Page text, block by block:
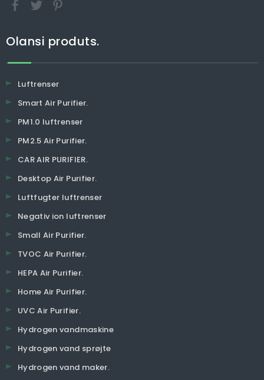
Olansi produts.
Luftrenser
Smart Air Purifier.
PM1.0 luftrenser
PM2.5 Air Purifier.
CAR AIR PURIFIER.
Desktop Air Purifier.
Luftfugter luftrenser
Negativ ion luftrenser
Small Air Purifier.
TVOC Air Purifier.
HEPA Air Purifier.
Home Air Purifier.
UVC Air Purifier.
Hydrogen vandmaskine
Hydrogen vand sprøjte
Hydrogen vand maker.